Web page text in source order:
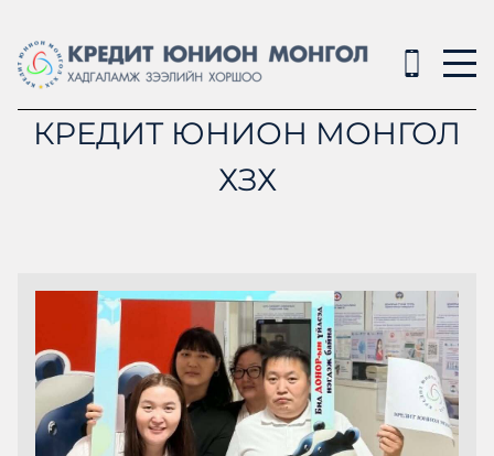
КРЕДИТ ЮНИОН МОНГОЛ
ХЗХ